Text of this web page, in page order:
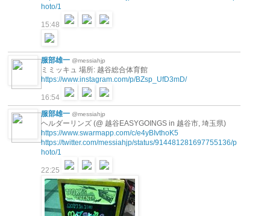
hoto/1
15:48
服部雄一 @messiahjp
ミミッキュ 場所: 越谷総合体育館
https://www.instagram.com/p/BZsp_UfD3mD/
16:54
服部雄一 @messiahjp
ヘルダーリンズ (@ 越谷EASYGOINGS in 越谷市, 埼玉県)
https://www.swarmapp.com/c/e4yBIvthoK5
https://twitter.com/messiahjp/status/914481281697755136/p
hoto/1
22:25